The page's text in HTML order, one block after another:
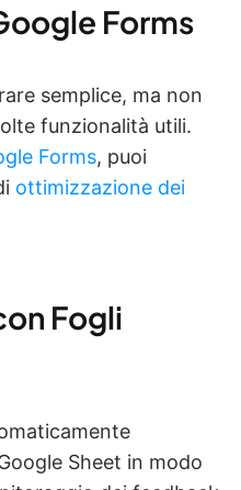
Forms
semplice, ma non
funzionalità utili.
Forms, puoi
ottimizzazione dei
Fogli
Sheet in modo